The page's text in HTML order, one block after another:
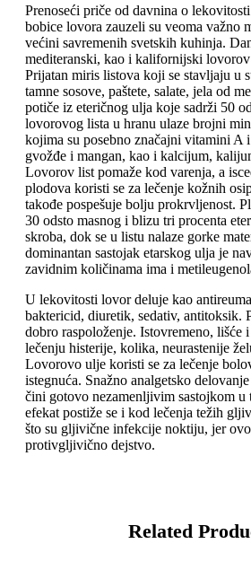
Prenoseći priče od davnina o
bobice lovora zauzeli su veoma važno
većini savremenih svetskih kuhinja.
mediteranski, kao i kalifornijski
Prijatan miris listova koji se stavljaju u
tamne sosove, paštete, salate, jela od
potiče iz eteričnog ulja koje sadrži 50
lovorovog lista u hranu ulaze brojni
kojima su posebno značajni vitamini A
gvožđe i mangan, kao i kalcijum,
Lovorov list pomaže kod varenja, a
plodova koristi se za lečenje kožnih
takođe pospešuje bolju prokrvljenost.
30 odsto masnog i blizu tri procenta
skroba, dok se u listu nalaze gorke
dominantan sastojak etarskog ulja je
zavidnim količinama ima i
U lekovitosti lovor deluje kao
baktericid, diuretik, sedativ, antitoksik.
dobro raspoloženje. Istovremeno, lišće
lečenju histerije, kolika, neurastenije
Lovorovo ulje koristi se za lečenje
istegnuća. Snažno analgetsko
čini gotovo nezamenljivim sastojkom u
efekat postiže se i kod lečenja težih
što su gljivične infekcije noktiju, jer
protivgljivično dejstvo.
Related